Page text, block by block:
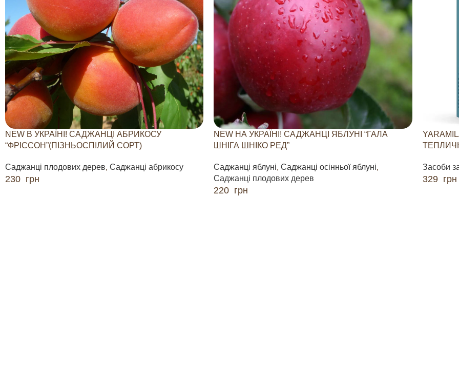
NEW В УКРАЇНІ! САДЖАНЦІ АБРИКОСУ
“ФРІССОН”(ПІЗНЬОСПІЛИЙ СОРТ)
Саджанці плодових дерев, Саджанці абрикосу
230 грн
NEW НА УКРАЇНІ! САДЖАНЦІ ЯБЛУНІ “ГАЛА
ШНІГА ШНІКО РЕД”
Саджанці яблуні, Саджанці осінньої яблуні,
Саджанці плодових дерев
220 грн
Засоби
329 грн